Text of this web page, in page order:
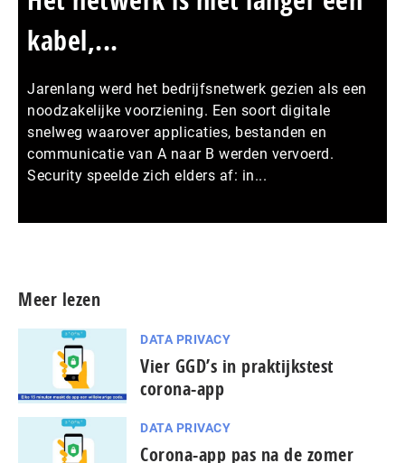
kabel,...
Jarenlang werd het bedrijfsnetwerk gezien als een
noodzakelijke voorziening. Een soort digitale
snelweg waarover applicaties, bestanden en
communicatie van A naar B werden vervoerd.
Security speelde zich elders af: in...
Meer lezen
DATA PRIVACY
Vier GGD’s in praktijkstest
corona-app
DATA PRIVACY
Corona-app pas na de zomer